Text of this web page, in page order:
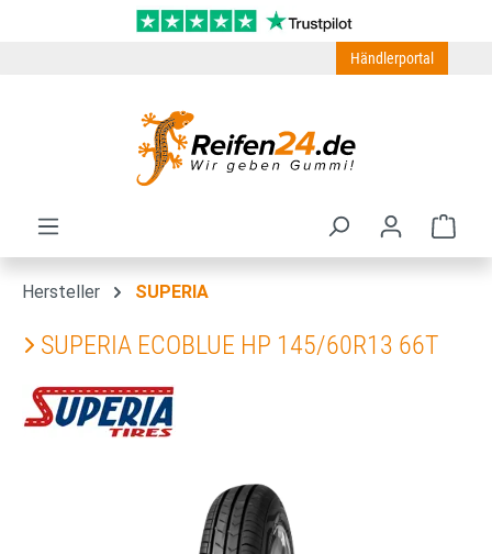
Zum Hauptinhalt springen
Händlerportal
Hersteller SUPERIA
SUPERIA ECOBLUE HP 145/60R13 66T